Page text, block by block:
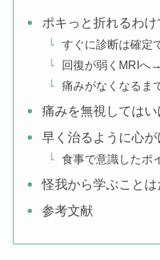
ポキっと折れるわ
すぐに診断は確定
回復が弱くMRIへ
痛みがなくなるま
痛みを無視してはい
早く治るように心が
食事で意識したポ
怪我から学ぶこと
参考文献